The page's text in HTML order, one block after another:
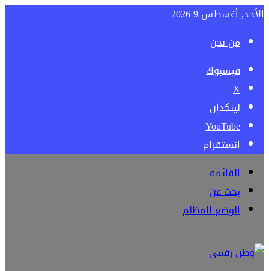
الأحد, أغسطس 9 2026
من نحن
فيسبوك
‫X
لينكدإن
‫YouTube
انستقرام
القائمة
بحث عن
الوضع المظلم